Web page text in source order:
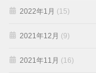
2022年1月 (15)
2021年12月 (9)
2021年11月 (16)